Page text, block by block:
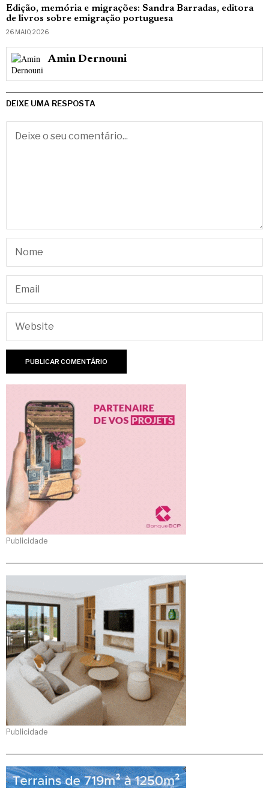
Edição, memória e migrações: Sandra Barradas, editora
de livros sobre emigração portuguesa
26 MAIO, 2026
Amin Dernouni
DEIXE UMA RESPOSTA
Publicidade
Publicidade